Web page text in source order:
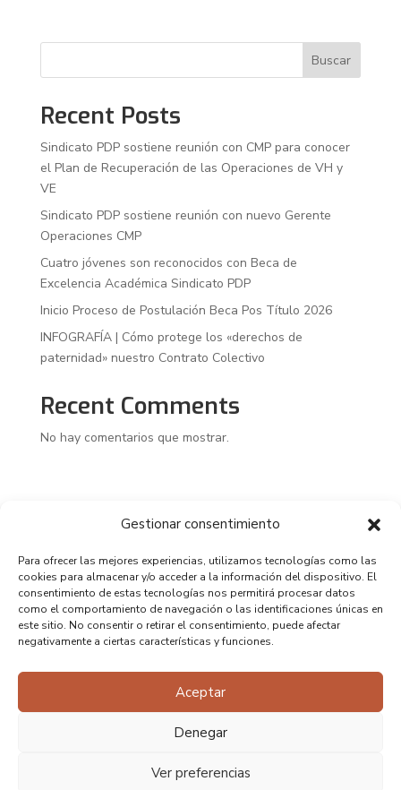
Gestionar consentimiento
Para ofrecer las mejores experiencias, utilizamos tecnologías como las
cookies para almacenar y/o acceder a la información del dispositivo. El
consentimiento de estas tecnologías nos permitirá procesar datos
como el comportamiento de navegación o las identificaciones únicas en
este sitio. No consentir o retirar el consentimiento, puede afectar
negativamente a ciertas características y funciones.
Aceptar
Denegar
Ver preferencias
Buscar
Recent Posts
Sindicato PDP sostiene reunión con CMP para conocer
el Plan de Recuperación de las Operaciones de VH y
VE
Sindicato PDP sostiene reunión con nuevo Gerente
Operaciones CMP
Cuatro jóvenes son reconocidos con Beca de
Excelencia Académica Sindicato PDP
Inicio Proceso de Postulación Beca Pos Título 2026
INFOGRAFÍA | Cómo protege los «derechos de
paternidad» nuestro Contrato Colectivo
Recent Comments
No hay comentarios que mostrar.
Copyright 2025 – Diseño realizado por Perro Negro